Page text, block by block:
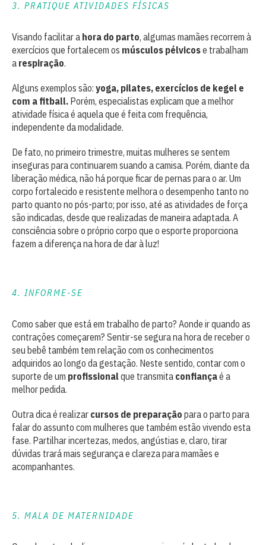
3. PRATIQUE ATIVIDADES FÍSICAS
Visando facilitar a hora do parto, algumas mamães recorrem à
exercícios que fortalecem os músculos pélvicose trabalham
a respiração.
Alguns exemplos são: yoga, pilates, exercícios de kegel e
com a fitball. Porém, especialistas explicam que a melhor
atividade física é aquela que é feita com frequência,
independente da modalidade.
De fato, no primeiro trimestre, muitas mulheres se sentem
inseguras para continuarem suando a camisa. Porém, diante da
liberação médica, não há porque ficar de pernas para o ar. Um
corpo fortalecido e resistente melhora o desempenho tanto no
parto quanto no pós-parto; por isso, até as atividades de força
são indicadas, desde que realizadas de maneira adaptada. A
consciência sobre o próprio corpo que o esporte proporciona
fazem a diferença na hora de dar à luz!
4. INFORME-SE
Como saber que está em trabalho de parto? Aonde ir quando as
contrações começarem? Sentir-se segura na hora de receber o
seu bebê também tem relação com os conhecimentos
adquiridos ao longo da gestação. Neste sentido, contar com o
suporte de um profissionalque transmita confiançaé a
melhor pedida.
Outra dica é realizar cursos de preparação para o parto para
falar do assunto com mulheres que também estão vivendo esta
fase. Partilhar incertezas, medos, angústias e, claro, tirar
dúvidas trará mais segurança e clareza para mamães e
acompanhantes.
5. MALA DE MATERNIDADE